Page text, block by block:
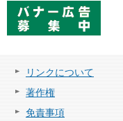
リンクについて
著作権
免責事項